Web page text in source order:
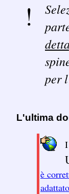
per
L'ultima
è